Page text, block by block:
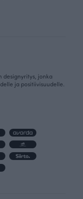
designyritys, jonka
ja positiivisuudelle.